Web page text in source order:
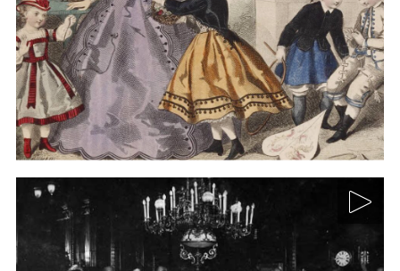
La moda occidental: del
uniforme burgués de vida. Su
protagonismo en el
modernismo y su vinculación
con las vanguardias